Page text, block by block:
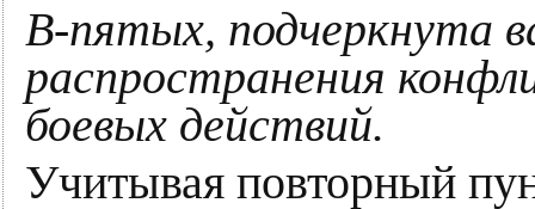
В-пятых, подчеркнута
распространения
боевых действий.
Учитывая повторный